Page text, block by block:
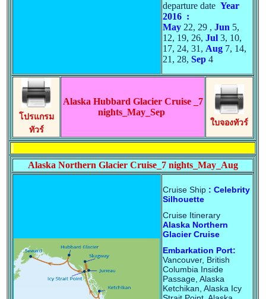
departure dateYear
2016 :
May 22, 29 ,Jun 5,
12, 19, 26,Jul 3, 10,
17, 24, 31, Aug 7, 14,
21, 28,Sep 4
โปรแกรม
ทัวร์
Alaska Hubbard Glacier Cruise _7
nights_May_Sep
ใบจองทัวร์
Alaska Northern Glacier Cruise_7 nights_May_Aug
Cruise Ship : Celebrity
Silhouette
Cruise Itinerary
Alaska Northern
Glacier Cruise
Embarkation Port:
Vancouver, British
Columbia Inside
Passage, Alaska
Ketchikan, Alaska Icy